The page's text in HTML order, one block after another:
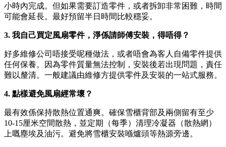
小時內完成。但如果需要訂造零件，或者拆卸非常困難，時間
可能會延長。最好預留半日時間比較穩妥。
3. 我自己買定風扇零件，淨係請師傅安裝，得唔得？
好多維修公司唔接受呢種做法，或者唔會為客人自備零件提供
任何保養。因為零件質量無法控制，安裝後若出現問題，責任
難以釐清。一般建議由維修方提供零件及安裝的一站式服務。
4. 點樣避免風扇經常壞？
最有效係保持散熱位置通爽。確保雪櫃背部及兩側留有至少
10-15厘米空間散熱，並定期（每季）清理冷凝器（散熱網）
上嘅塵埃及油污。避免將雪櫃安裝喺爐頭等熱源旁邊。